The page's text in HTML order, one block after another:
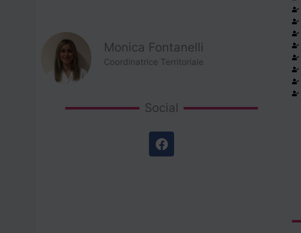
Monica Fontanelli
Coordinatrice Territoriale
Social
F
a